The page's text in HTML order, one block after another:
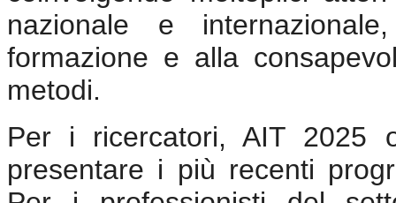
nazionale e
formazione e alla
metodi.
Per i ricercatori, AIT 2025
presentare i più recenti